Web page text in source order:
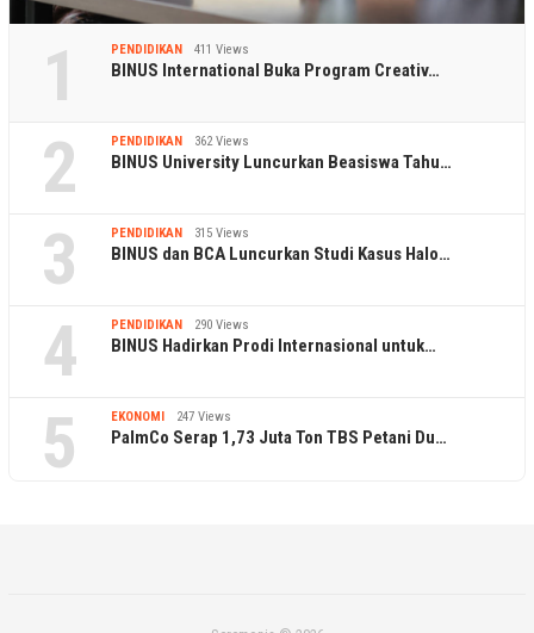
1 PENDIDIKAN 411 Views
BINUS International Buka Program Creativ…
2 PENDIDIKAN 362 Views
BINUS University Luncurkan Beasiswa Tahu…
3 PENDIDIKAN 315 Views
BINUS dan BCA Luncurkan Studi Kasus Halo…
4 PENDIDIKAN 290 Views
BINUS Hadirkan Prodi Internasional untuk…
5 EKONOMI 247 Views
PalmCo Serap 1,73 Juta Ton TBS Petani Du…